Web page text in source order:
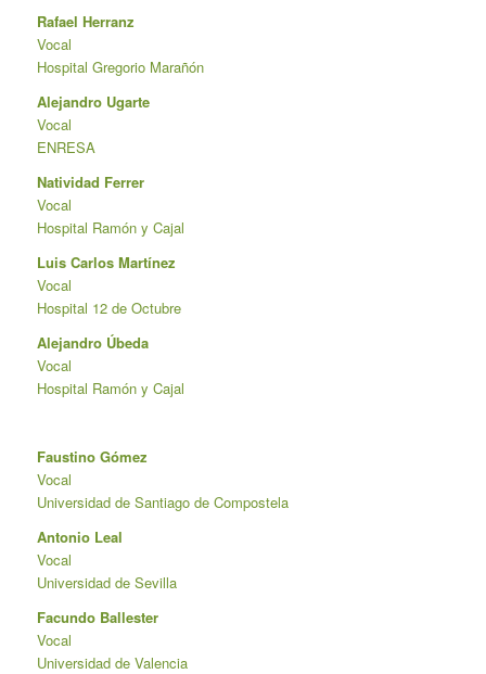
Rafael Herranz
Vocal
Hospital Gregorio Marañón
Alejandro Ugarte
Vocal
ENRESA
Natividad Ferrer
Vocal
Hospital Ramón y Cajal
Luis Carlos Martínez
Vocal
Hospital 12 de Octubre
Alejandro Úbeda
Vocal
Hospital Ramón y Cajal
Faustino Gómez
Vocal
Universidad de Santiago de Compostela
Antonio Leal
Vocal
Universidad de Sevilla
Facundo Ballester
Vocal
Universidad de Valencia